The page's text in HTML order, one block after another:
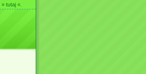
» tutaj «